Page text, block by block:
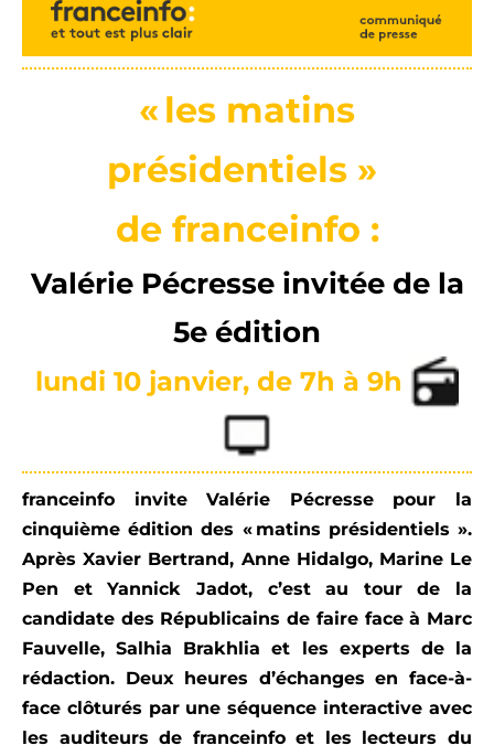
« les matins
présidentiels »
de franceinfo :
Valérie Pécresse invitée de la
5e édition
lundi 10 janvier, de 7h à 9h
franceinfo invite Valérie Pécresse pour la
cinquième édition des « matins présidentiels ».
Après Xavier Bertrand, Anne Hidalgo, Marine Le
Pen et Yannick Jadot, c’est au tour de la
candidate des Républicains de faire face à Marc
Fauvelle, Salhia Brakhlia et les experts de la
rédaction. Deux heures d’échanges en face-à-
face clôturés par une séquence interactive avec
les auditeurs de franceinfo et les lecteurs du